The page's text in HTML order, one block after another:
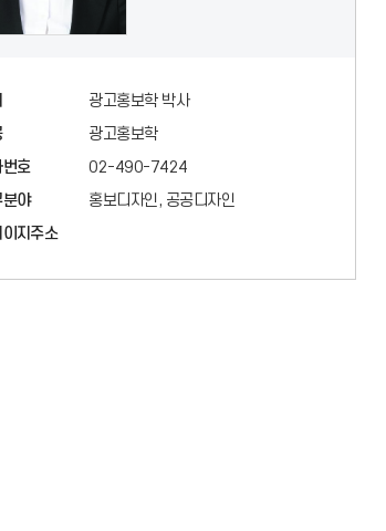
광고홍보학 박사
광고홍보학
번호
02-490-7424
분야
홍보디자인, 공공디자인
이지주소